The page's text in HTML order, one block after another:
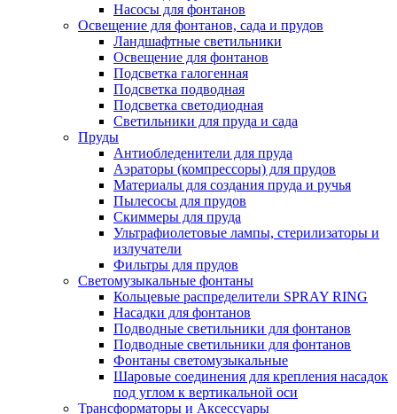
Насосы для фонтанов
Освещение для фонтанов, сада и прудов
Ландшафтные светильники
Освещение для фонтанов
Подсветка галогенная
Подсветка подводная
Подсветка светодиодная
Светильники для пруда и сада
Пруды
Антиобледенители для пруда
Аэраторы (компрессоры) для прудов
Материалы для создания пруда и ручья
Пылесосы для прудов
Скиммеры для пруда
Ультрафиолетовые лампы, стерилизаторы и
излучатели
Фильтры для прудов
Светомузыкальные фонтаны
Кольцевые распределители SPRAY RING
Насадки для фонтанов
Подводные светильники для фонтанов
Подводные светильники для фонтанов
Фонтаны светомузыкальные
Шаровые соединения для крепления насадок
под углом к вертикальной оси
Трансформаторы и Аксессуары